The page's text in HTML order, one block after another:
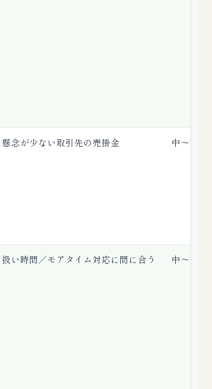
念が少ない取引先の売掛金 中〜高
い時間／モアタイム対応に間に合う 中〜高